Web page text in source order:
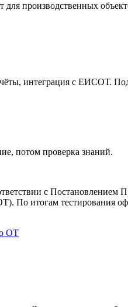
производственных
интеграция с ЕИСОТ.
потом проверка знаний.
с Постановлением
По итогам тестирования
ОТ